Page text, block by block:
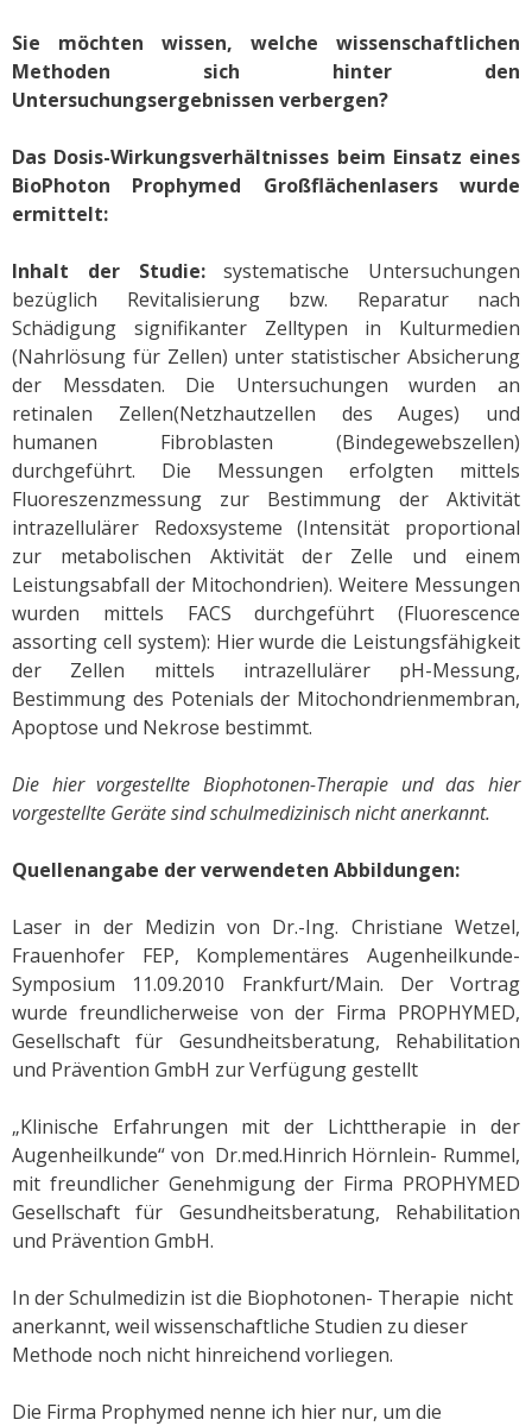
Sie möchten wissen, welche wissenschaftlichen
Methoden sich hinter den
Untersuchungsergebnissen verbergen?
Das Dosis-Wirkungsverhältnisses beim Einsatz eines
BioPhoton Prophymed Großflächenlasers wurde
ermittelt:
Inhalt der Studie:systematische Untersuchungen
bezüglich Revitalisierung bzw. Reparatur nach
Schädigung signifikanter Zelltypen in Kulturmedien
(Nahrlösung für Zellen) unter statistischer Absicherung
der Messdaten. Die Untersuchungen wurden an
retinalen Zellen(Netzhautzellen des Auges) und
humanen Fibroblasten (Bindegewebszellen)
durchgeführt. Die Messungen erfolgten mittels
Fluoreszenzmessung zur Bestimmung der Aktivität
intrazellulärer Redoxsysteme (Intensität proportional
zur metabolischen Aktivität der Zelle und einem
Leistungsabfall der Mitochondrien). Weitere Messungen
wurden mittels FACS durchgeführt (Fluorescence
assorting cell system): Hier wurde die Leistungsfähigkeit
der Zellen mittels intrazellulärer pH-Messung,
Bestimmung des Potenials der Mitochondrienmembran,
Apoptose und Nekrose bestimmt.
Die hier vorgestellte Biophotonen-Therapie und das hier
vorgestellte Geräte sind schulmedizinisch nicht anerkannt.
Quellenangabe der verwendeten Abbildungen:
Laser in der Medizin von Dr.-Ing. Christiane Wetzel,
Frauenhofer FEP, Komplementäres Augenheilkunde-
Symposium 11.09.2010 Frankfurt/Main. Der Vortrag
wurde freundlicherweise von der Firma PROPHYMED,
Gesellschaft für Gesundheitsberatung, Rehabilitation
und Prävention GmbH zur Verfügung gestellt
„Klinische Erfahrungen mit der Lichttherapie in der
Augenheilkunde“ von Dr.med.Hinrich Hörnlein- Rummel,
mit freundlicher Genehmigung der Firma PROPHYMED
Gesellschaft für Gesundheitsberatung, Rehabilitation
und Prävention GmbH.
In der Schulmedizin ist die Biophotonen- Therapie nicht
anerkannt, weil wissenschaftliche Studien zu dieser
Methode noch nicht hinreichend vorliegen.
Die Firma Prophymed nenne ich hier nur, um die